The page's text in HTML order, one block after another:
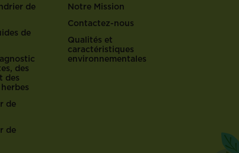
de
de
des
des
de
de
Notre Mission
Contactez-nous
Qualités et
caractéristiques
environnementales